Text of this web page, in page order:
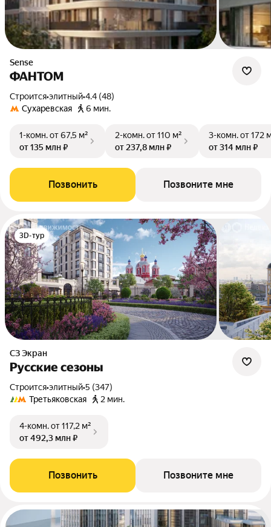
Sense
ФАНТОМ
Строится•элитный•4.4 (48)
Сухаревская
6 мин.
1-комн.от 67,5 м²
от 135 млн ₽
2-комн.от 110 м²
от 237,8 млн ₽
3-комн.от 172
от 314 млн ₽
Позвонить Позвоните мне
3D-тур
СЗ Экран
Русские сезоны
Строится•элитный•5 (347)
Третьяковская
2 мин.
4-комн.от 117,2 м²
от 492,3 млн ₽
Позвонить Позвоните мне